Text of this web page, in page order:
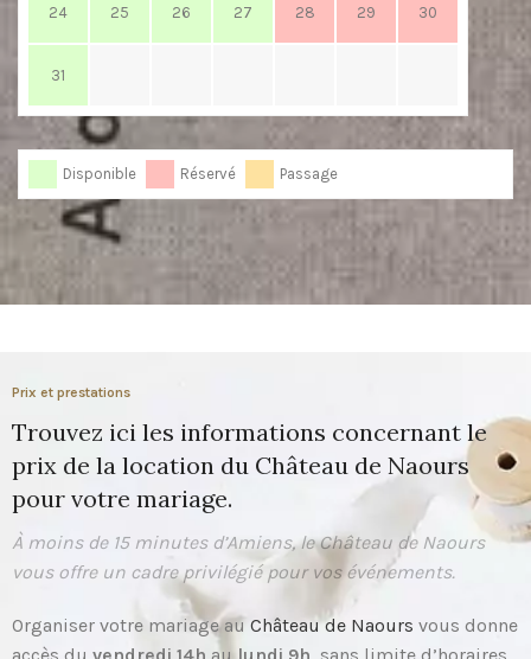
24 25 26 27 28 29 30
31
Disponible Réservé Passage
Prix et prestations
Trouvez ici les informations concernant le
prix de la location du Château de Naours
pour votre mariage.
À moins de 15 minutes d’Amiens, le Château de Naours
vous offre un cadre privilégié pour vos événements.
Organiser votre mariage au Château de Naours vous donne